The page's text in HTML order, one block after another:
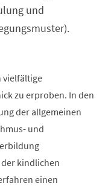
und
vielfältige
zu erproben. In den
der allgemeinen
und
kindlichen
einen